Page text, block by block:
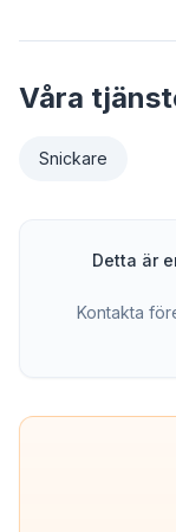
Våra
Snickare
Detta är
Kontakta